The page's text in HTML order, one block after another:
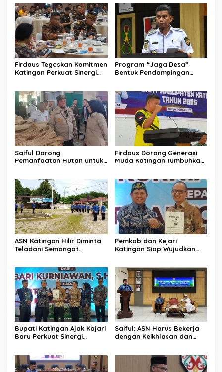
Firdaus Tegaskan Komitmen
Katingan Perkuat Sinergi
Program “Jaga Desa”
Bentuk Pendampingan
Saiful Dorong
Pemanfaatan Hutan untuk
Firdaus Dorong Generasi
Muda Katingan Tumbuhkan
ASN Katingan Hilir Diminta
Teladani Semangat
Pemkab dan Kejari
Katingan Siap Wujudkan
Bupati Katingan Ajak Kajari
Baru Perkuat Sinergi
Saiful: ASN Harus Bekerja
dengan Keikhlasan dan